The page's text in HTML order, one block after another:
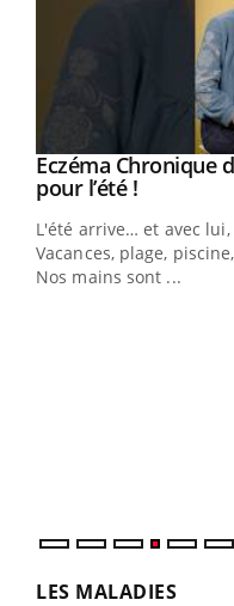
Youtube
Eczéma Chronique
pour l’été !Youtube
L'été arrive… et avec
Vacances, plage,
Nos mains sont ...
LES MALADIES